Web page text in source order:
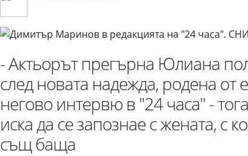
- Актьорът прегърна Юлиана
след новата надежда, родена от
негово интервю в "24 часа" -
иска да се запознае с жената, с
същ баща